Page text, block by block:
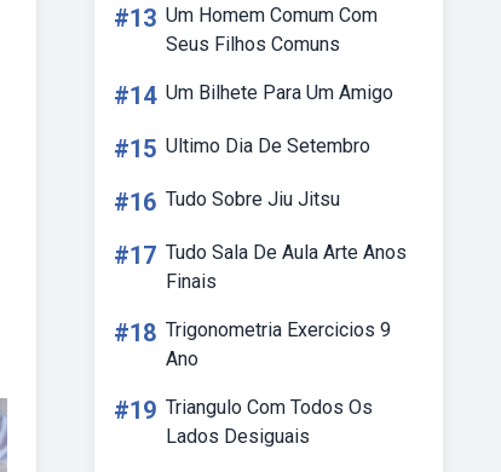
#13 Um Homem Comum Com
Seus Filhos Comuns
#14 Um Bilhete Para Um Amigo
#15 Ultimo Dia De Setembro
#16 Tudo Sobre Jiu Jitsu
#17 Tudo Sala De Aula Arte Anos
Finais
#18 Trigonometria Exercicios 9
Ano
#19 Triangulo Com Todos Os
Lados Desiguais